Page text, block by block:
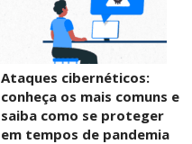
Ataques cibernéticos:
conheça os mais comuns e
saiba como se proteger
em tempos de pandemia